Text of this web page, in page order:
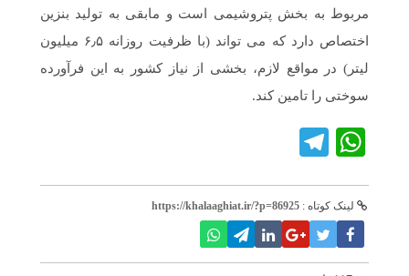
مربوط به بخش پتروشیمی است و مابقی به تولید بنزین
اختصاص دارد که می تواند (با ظرفیت روزانه ۶٫۵ میلیون
لیتر) در مواقع لازم، بخشی از نیاز کشور به این فرآورده
سوختی را تامین کند.
WhatsApp
لینک کوتاه : https://khalaaghiat.ir/?p=86925